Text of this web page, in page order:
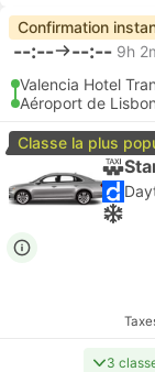
Confirmation
--:-- --:-- 9h
Valencia Hotel
Aéroport de
Classe la plus
3